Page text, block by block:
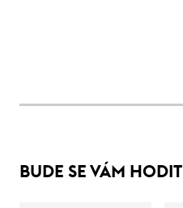
BUDE SE VÁM HODIT